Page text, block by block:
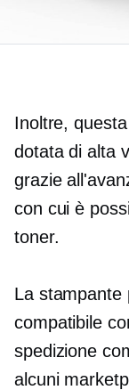
Inoltre,
dotata dialta
grazie
con cui è
toner.
La stampante
compatibile
spedizione
alcuni